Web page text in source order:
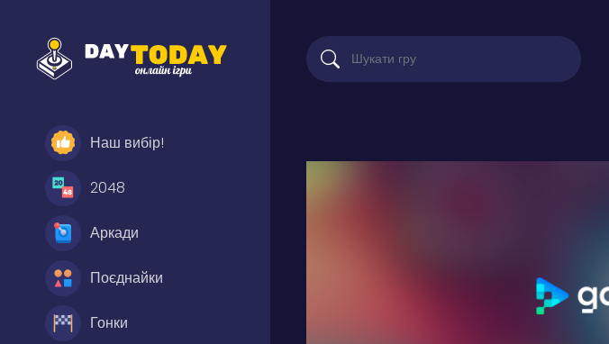
Наш вибір!
2048
Аркади
Поєднайки
Гонки